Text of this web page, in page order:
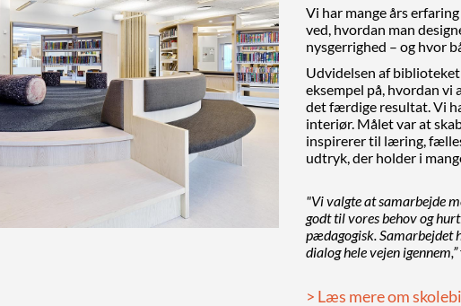
Vi har mange års
ved, hvordan man
nysgerrighed – og hvor
Udvidelsen af
eksempel på, hvordan
det færdige resultat. Vi
interiør. Målet var at
inspirerer til læring,
udtryk, der holder i
"Vi valgte at samarbejde
godt til vores behov og
pædagogisk. Samarbejdet
dialog hele vejen igennem,”
> Læs mere om